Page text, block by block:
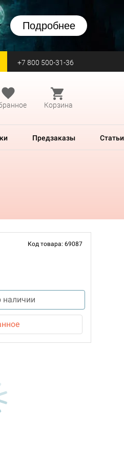
Подробнее
+7 800 500-31-36
Корзина
Предзаказы Статьи
Код товара: 69087
наличии